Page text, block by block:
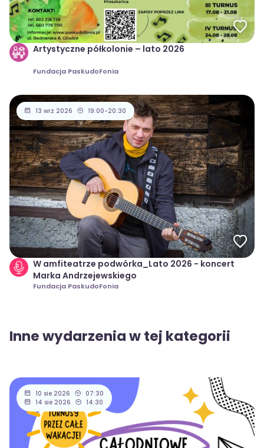
Artystyczne półkolonie – lato 2026
Fundacja PaskudoFonia
13 wrz 2026 19:00-20:30
W amfiteatrze podwórka_Lato 2026 - koncert
Marka Andrzejewskiego
Fundacja PaskudoFonia
Inne wydarzenia w tej kategorii
10 sie 2026
07:30
14 sie 2026
14:30